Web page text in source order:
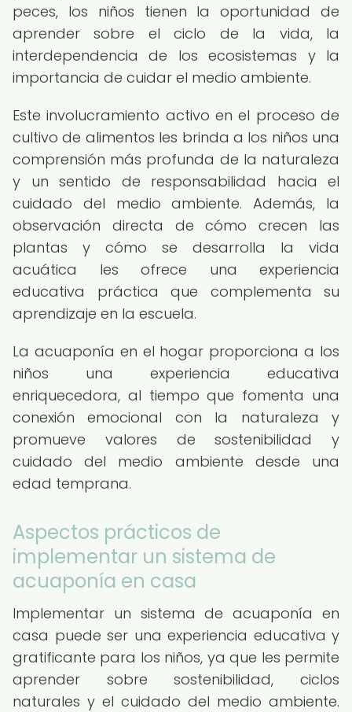
peces, los niños tienen la oportunidad de
aprender sobre el ciclo de la vida, la
interdependencia de los ecosistemas y la
importancia de cuidar el medio ambiente.
Este involucramiento activo en el proceso de
cultivo de alimentos les brinda a los niños una
comprensión más profunda de la naturaleza
y un sentido de responsabilidad hacia el
cuidado del medio ambiente. Además, la
observación directa de cómo crecen las
plantas y cómo se desarrolla la vida
acuática les ofrece una experiencia
educativa práctica que complementa su
aprendizaje en la escuela.
La acuaponía en el hogar proporciona a los
niños una experiencia educativa
enriquecedora, al tiempo que fomenta una
conexión emocional con la naturaleza y
promueve valores de sostenibilidad y
cuidado del medio ambiente desde una
edad temprana.
Aspectos prácticos de
implementar un sistema de
acuaponía en casa
Implementar un sistema de acuaponía en
casa puede ser una experiencia educativa y
gratificante para los niños, ya que les permite
aprender sobre sostenibilidad, ciclos
naturales y el cuidado del medio ambiente.